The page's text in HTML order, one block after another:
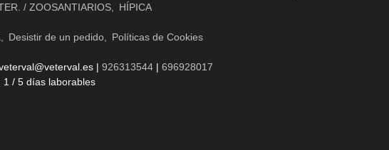
/ ZOOSANTIARIOS HÍPICA
Desistir de un pedido Políticas de Cookies
|926313544 |696928017
1 / 5 días laborables